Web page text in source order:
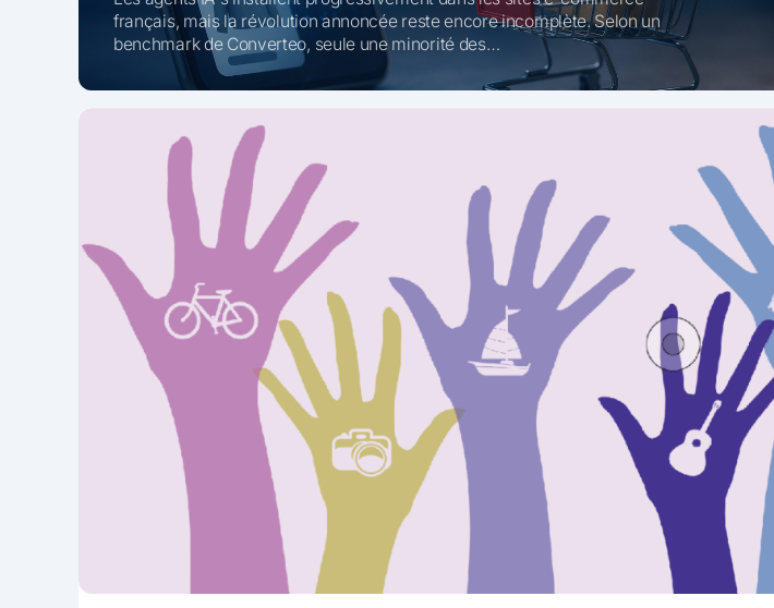
français, mais la révolution annoncée reste encore incomplète. Selon un
benchmark de Converteo, seule une minorité des…